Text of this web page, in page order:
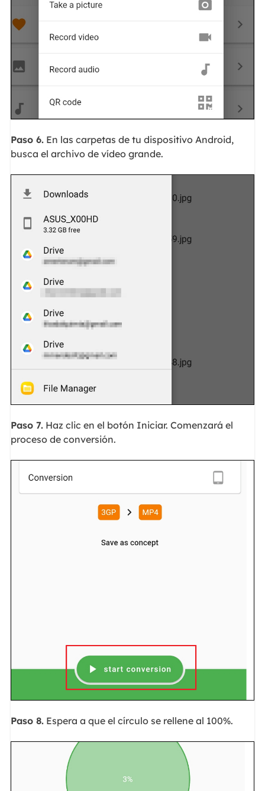
Paso 6.En las carpetas de tu dispositivo Android,
busca el archivo de vídeo grande.
Paso 7.Haz clic en el botón Iniciar. Comenzará el
proceso de conversión.
Paso 8.Espera a que el círculo se rellene al 100%.